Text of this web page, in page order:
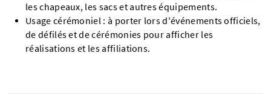
les chapeaux, les sacs et autres équipements.
Usage cérémoniel : à porter lors d'événements officiels,
de défilés et de cérémonies pour afficher les
réalisations et les affiliations.